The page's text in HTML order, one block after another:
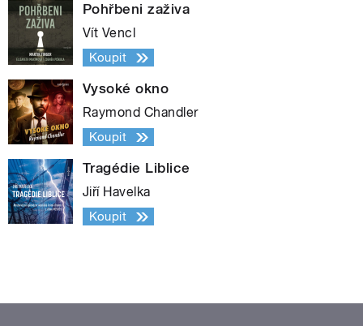
Pohřbeni zaživa
Vít Vencl
Koupit
Vysoké okno
Raymond Chandler
Koupit
Tragédie Liblice
Jiří Havelka
Koupit